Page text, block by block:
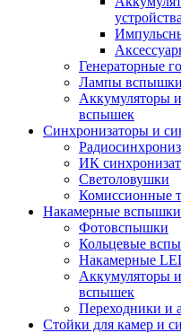
устройства
Генераторные
Лампы вспышки
Аккумуляторы
вспышек
Синхронизаторы и
ИК
Светоловушки
Комиссионные
Накамерные вспышки
Фотовспышки
Кольцевые
Накамерные
Аккумуляторы
вспышек
Переходники и
Стойки для камер и